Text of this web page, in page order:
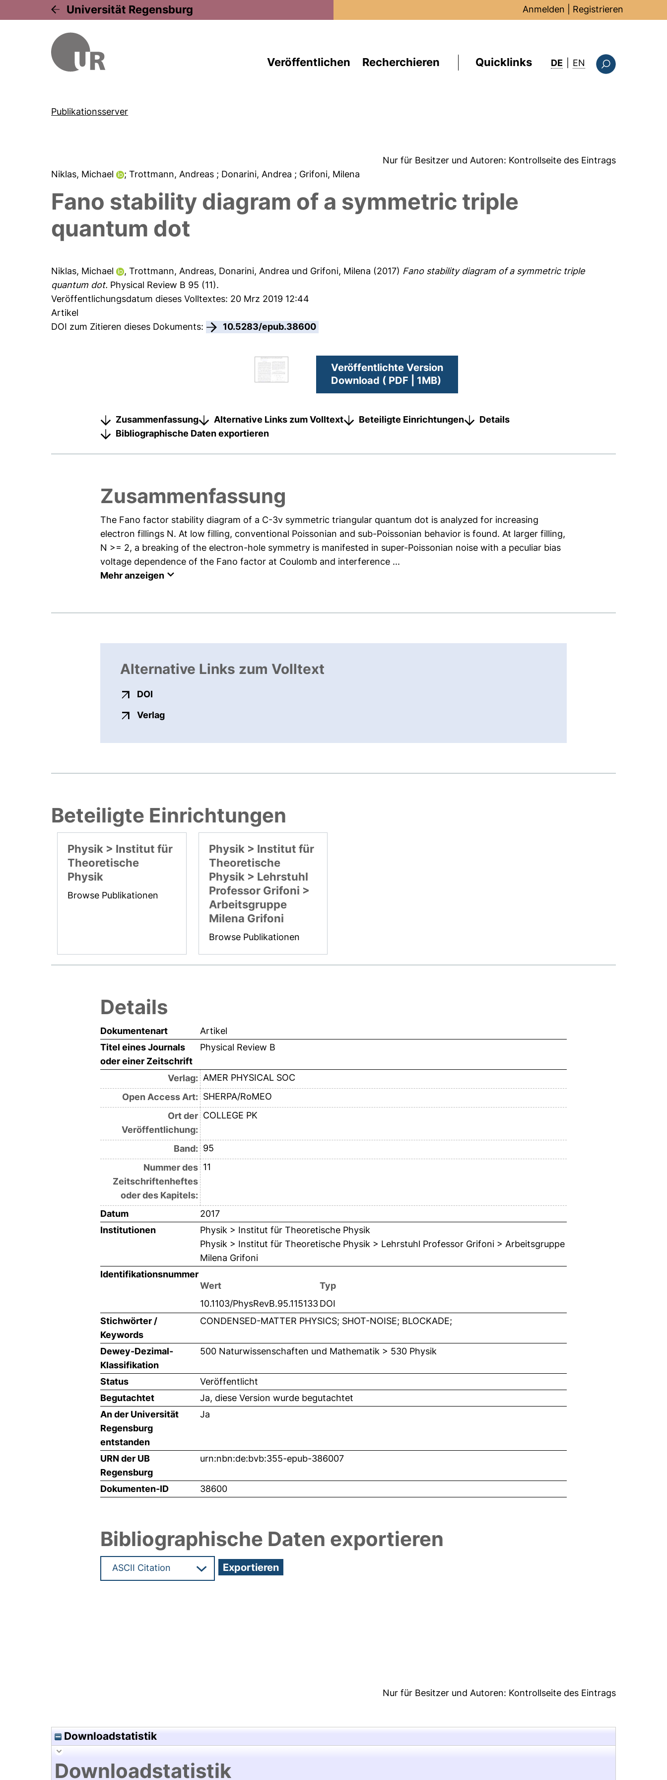
Universität Regensburg Anmelden Registrieren
Veröffentlichen Recherchieren Quicklinks DE EN : this page in
Publikationsserver
Nur für Besitzer und Autoren: Kontrollseite des Eintrags
Niklas, Michael
; Trottmann, Andreas ; Donarini, Andrea ; Grifoni, Milena
Fano stability diagram of a symmetric triple
quantum dot
Niklas, Michael ,Trottmann, Andreas, Donarini, Andrea und Grifoni, Milena (2017) Fano stability diagram of a symmetric triple
quantum dot. Physical Review B 95 (11).
Veröffentlichungsdatum dieses Volltextes: 20 Mrz 2019 12:44
Artikel
DOI zum Zitieren dieses Dokuments:
10.5283/epub.38600
Veröffentlichte Version
Download ( PDF | 1MB)
Zusammenfassung Alternative Links zum Volltext Beteiligte Einrichtungen
Details
Bibliographische Daten exportieren
Zusammenfassung
The Fano factor stability diagram of a C-3v symmetric triangular quantum dot is analyzed for increasing
electron fillings N. At low filling, conventional Poissonian and sub-Poissonian behavior is found. At larger filling,
N >= 2, a breaking of the electron-hole symmetry is manifested in super-Poissonian noise with a peculiar bias
voltage dependence of the Fano factor at Coulomb and interference ...
Mehr anzeigen
Alternative Links zum Volltext
DOI
Verlagexterner Link, öffnet neues Fenster
Beteiligte Einrichtungen
Physik > Institut für
Theoretische
Physik
Browse Publikationen
Physik > Institut für
Theoretische
Physik > Lehrstuhl
Professor Grifoni >
Arbeitsgruppe
Milena Grifoni
Browse Publikationen
Details
Dokumentenart
Artikel
Titel eines Journals
oder einer Zeitschrift
Physical Review B
Verlag: AMER PHYSICAL SOC
Open Access Art: SHERPA/RoMEO
Ort der
Veröffentlichung:
COLLEGE PK
Band: 95
Nummer des
Zeitschriftenheftes
oder des Kapitels:
11
Datum
2017
Institutionen
Physik > Institut für Theoretische Physik
Physik > Institut für Theoretische Physik > Lehrstuhl Professor Grifoni > Arbeitsgruppe
Milena Grifoni
Identifikationsnummer
Wert
Typ
10.1103/PhysRevB.95.115133DOI
Stichwörter /
Keywords
CONDENSED-MATTER PHYSICS; SHOT-NOISE; BLOCKADE;
Dewey-Dezimal-
Klassifikation
500 Naturwissenschaften und Mathematik > 530 Physik
Status
Veröffentlicht
Begutachtet
Ja, diese Version wurde begutachtet
An der Universität
Regensburg
entstanden
Ja
URN der UB
Regensburg
urn:nbn:de:bvb:355-epub-386007
Dokumenten-ID 38600
Bibliographische Daten exportieren
Nur für Besitzer und Autoren: Kontrollseite des Eintrags
Downloadstatistik
Downloadstatistik